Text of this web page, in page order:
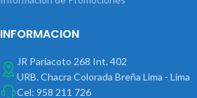
INFORMACION
JR Pariacoto 268 Int. 402
URB. Chacra Colorada Breña Lima - Lima
Cel: 958 211 726